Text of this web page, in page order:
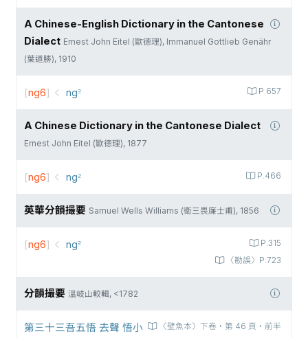
A Chinese-English Dictionary in the Cantonese
Dialect Ernest John Eitel (歐德理), Immanuel Gottlieb Genähr
(葉道勝), 1910
P.657
[ng6] ng꜅
A Chinese Dictionary in the Cantonese Dialect
Ernest John Eitel (歐德理), 1877
P.466
[ng6] ng꜅
英華分韻撮要 Samuel Wells Williams (衛三畏廉士甫), 1856
P.315
〈勘誤〉P.723
[ng6] ng꜅
分韻撮要 溫岐山較輯, <1782
〈壁魚本〉下卷‧第 46 頁‧前半
第三十三吾五悟 去聲 悟小